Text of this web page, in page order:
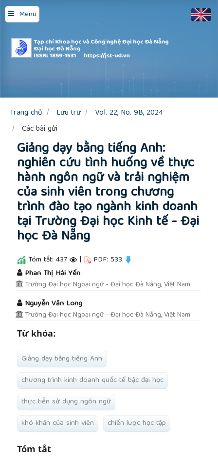
Menu
Quick
jump
to
page
content
Main
Sidebar
Trang chủ Lưu trữ
Vol. 22, No. 9B, 2024
Các bài gửi
Giảng dạy bằng tiếng Anh:
nghiên cứu tình huống về thực
hành ngôn ngữ và trải nghiệm
của sinh viên trong chương
trình đào tạo ngành kinh doanh
tại Trường Đại học Kinh tế - Đại
học Đà Nẵng
Tóm tắt: 437 | PDF: 533
Phan Thị Hải Yến
Trường Đại học Ngoại ngữ - Đại học Đà Nẵng, Việt Nam
Nguyễn Văn Long
Trường Đại học Ngoại ngữ - Đại học Đà Nẵng, Việt Nam
Từ khóa:
Giảng dạy bằng tiếng Anh
chương trình kinh doanh quốc tế bậc đại học
thực tiễn sử dụng ngôn ngữ
khó khăn của sinh viên
chiến lược học tập
Tóm tắt